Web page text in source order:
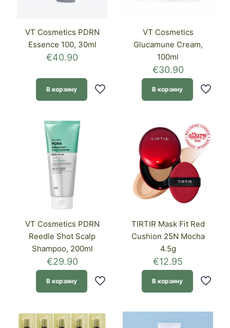
VT Cosmetics PDRN
Essence 100, 30ml
€40.90
В корзину
VT Cosmetics
Glucamune Cream,
100ml
€30.90
В корзину
VT Cosmetics PDRN
Reedle Shot Scalp
Shampoo, 200ml
€29.90
В корзину
TIRTIR Mask Fit Red
Cushion 25N Mocha
4.5g
€12.95
В корзину